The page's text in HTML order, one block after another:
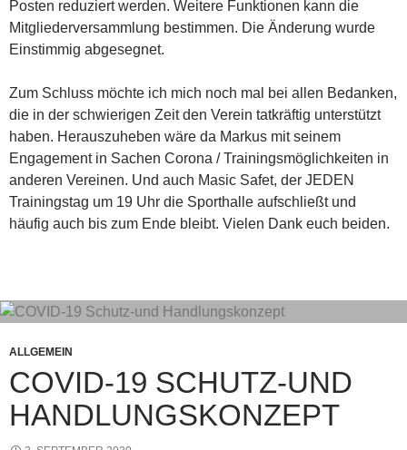
Posten reduziert werden. Weitere Funktionen kann die
Mitgliederversammlung bestimmen. Die Änderung wurde
Einstimmig abgesegnet.
Zum Schluss möchte ich mich noch mal bei allen Bedanken,
die in der schwierigen Zeit den Verein tatkräftig unterstützt
haben. Herauszuheben wäre da Markus mit seinem
Engagement in Sachen Corona / Trainingsmöglichkeiten in
anderen Vereinen. Und auch Masic Safet, der JEDEN
Trainingstag um 19 Uhr die Sporthalle aufschließt und
häufig auch bis zum Ende bleibt. Vielen Dank euch beiden.
ALLGEMEIN
COVID-19 SCHUTZ-UND
HANDLUNGSKONZEPT